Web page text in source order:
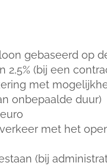
gebaseerd op
2,5% (bij een
met
onbepaalde duur)
met het
(bij